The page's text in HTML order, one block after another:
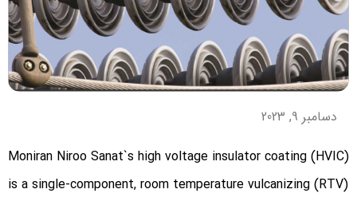
دسامبر 9, 2023
Moniran Niroo Sanat`s high voltage insulator coating (HVIC)
is a single-component, room temperature vulcanizing (RTV)